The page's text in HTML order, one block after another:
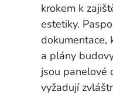
krokem k
estetiky.
dokumentace,
a plány
jsou panelové
vyžadují